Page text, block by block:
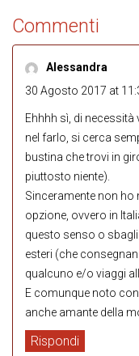
Commenti
Alessandra
30 Agosto 2017 at
Ehhhh sì, di necessità
nel farlo, si cerca
bustina che trovi in
piuttosto niente).
Sinceramente non
opzione, ovvero in
questo senso o
esteri (che
qualcuno e/o viaggi
E comunque noto
anche amante della
Rispondi